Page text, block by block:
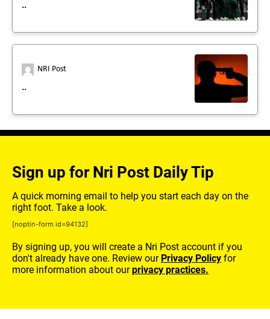
..
NRI Post
..
Sign up for Nri Post Daily Tip
A quick morning email to help you start each day on the
right foot. Take a look.
[noptin-form id=94132]
By signing up, you will create a Nri Post account if you
don't already have one. Review our Privacy Policy for
more information about ourprivacy practices.